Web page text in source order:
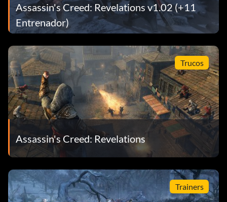
Assassin's Creed: Revelations v1.02 (+11
Entrenador)
Trucos
Assassin's Creed: Revelations
Trainers